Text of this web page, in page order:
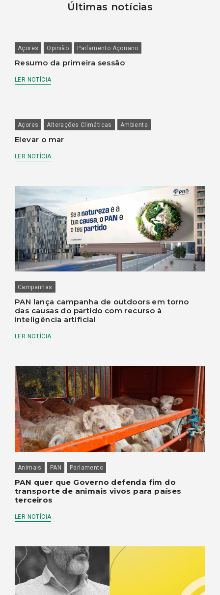
Últimas notícias
Açores Opinião Parlamento Açoriano
Resumo da primeira sessão
LER NOTÍCIA
Açores Alterações Climáticas Ambiente
Elevar o mar
LER NOTÍCIA
Campanhas
PAN lança campanha de outdoors em torno
das causas do partido com recurso à
inteligência artificial
LER NOTÍCIA
Animais PAN Parlamento
PAN quer que Governo defenda fim do
transporte de animais vivos para países
terceiros
LER NOTÍCIA